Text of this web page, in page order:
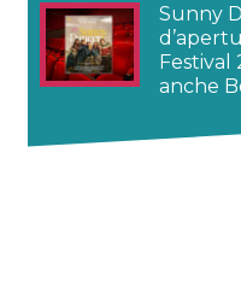
Sunny
Festival
anche